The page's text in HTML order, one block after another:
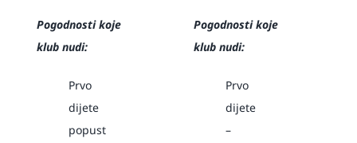
Pogodnosti koje
klub nudi:
Prvo
dijete
popust
Pogodnosti koje
klub nudi:
Prvo
dijete
–